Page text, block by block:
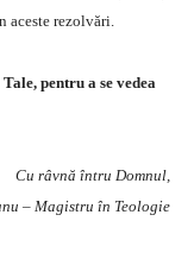
aceste rezolvări.
pentru a se vedea
Cu râvnă întru Domnul,
– Magistru în Teologie